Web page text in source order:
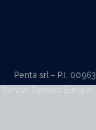
Penta srl – P.I.